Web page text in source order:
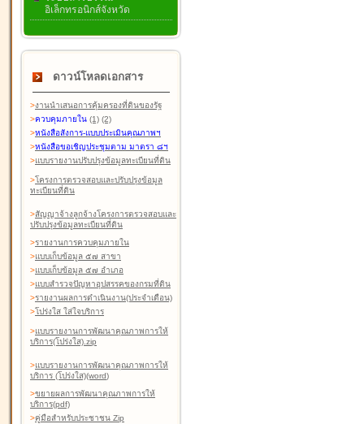
อิเล็กทรอนิกส์จังหวัด
ดาวน์โหลดเอกสาร
>งานนำเสนอการคุ้มครองที่ดินของรัฐ
>ควบคุมภายใน (1) (2)
>หนังสือสังการ-แบบประเมินคุณภาพฯ
>หนังสือขอเชิญประชุมตาม มาตรา ๘ฯ
>แบบรายงานปรับปรุงข้อมูลทะเบียนที่ดิน
>โครงการตรวจสอบและปรับปรุงข้อมูล
ทะเบียนที่ดิน
>สัญญาจ้างลูกจ้างโครงการตรวจสอบและ
ปรับปรุงข้อมูลทะเบียนที่ดิน
>รายงานการควบคุมภายใน
>แบบเก็บข้อมูล ๕๗ สาขา
>แบบเก็บข้อมูล ๕๗ อำเภอ
>แบบสำรวจปัญหาอุปสรรคของกรมที่ดิน
>รายงานผลการดำเนินงาน(ประจำเดือน)
>โปร่งใส ใส่ใจบริการ
>แบบรายงานการพัฒนาคุณภาพการให้
บริการ(โปร่งใส).zip
>แบบรายงานการพัฒนาคุณภาพการให้
บริการ (โปร่งใส)(word)
>ขยายผลการพัฒนาคุณภาพการให้
บริการ(pdf)
>คู่มือสำหรับประชาชน Zip